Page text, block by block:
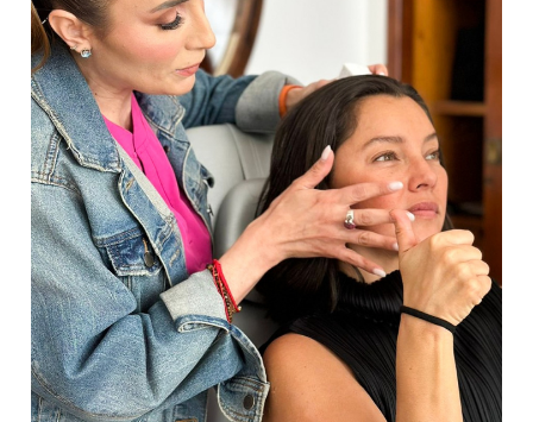
11
años
de
crear
belleza:
Dra.
Karen
Carrillo